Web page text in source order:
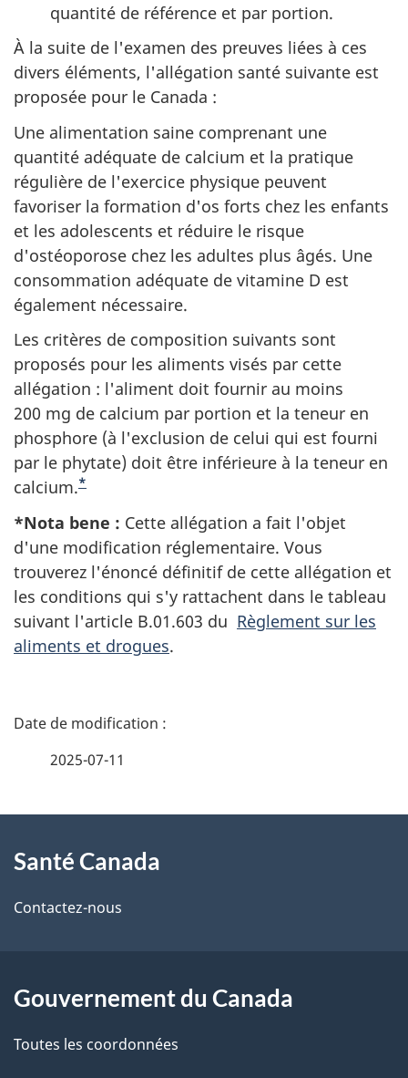
quantité de référence et par portion.
À la suite de l'examen des preuves liées à ces
divers éléments, l'allégation santé suivante est
proposée pour le Canada :
Une alimentation saine comprenant une
quantité adéquate de calcium et la pratique
régulière de l'exercice physique peuvent
favoriser la formation d'os forts chez les enfants
et les adolescents et réduire le risque
d'ostéoporose chez les adultes plus âgés. Une
consommation adéquate de vitamine D est
également nécessaire.
Les critères de composition suivants sont
proposés pour les aliments visés par cette
allégation : l'aliment doit fournir au moins
200 mg de calcium par portion et la teneur en
phosphore (à l'exclusion de celui qui est fourni
par le phytate) doit être inférieure à la teneur en
calcium.*
*Nota bene : Cette allégation a fait l'objet
d'une modification réglementaire. Vous
trouverez l'énoncé définitif de cette allégation et
les conditions qui s'y rattachent dans le tableau
suivant l'article B.01.603 du Règlement sur les
aliments et drogues.
D
i
l
d
e
2025-07-11
propos
de
site
Santé Canada
Contactez-nous
Gouvernement du Canada
Toutes les coordonnées